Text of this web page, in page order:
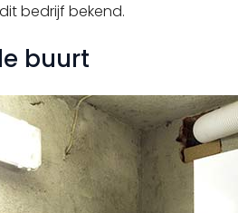
bedrijf bekend.
buurt